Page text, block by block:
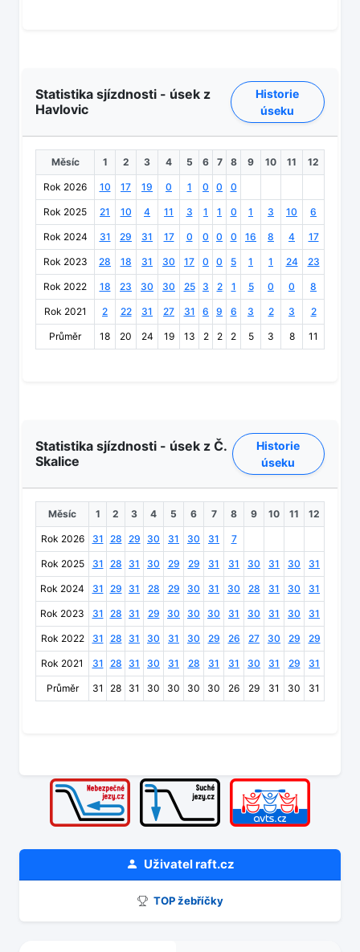
Statistika sjízdnosti - úsek z
Havlovic
Historie
úseku
Měsíc 1 2 3 4 5 6 7 8 9 10 11 12
Rok 2026 10 17 19 0 1 0 0 0
Rok 2025 21 10 4 11 3 1 1 0 1 3 10 6
Rok 2024 31 29 31 17 0 0 0 0 16 8 4 17
Rok 2023 28 18 31 30 17 0 0 5 1 1 24 23
Rok 2022 18 23 30 30 25 3 2 1 5 0 0 8
Rok 2021 2 22 31 27 31 6 9 6 3 2 3 2
Průměr 18 20 24 19 13 2 2 2 5 3 8 11
Statistika sjízdnosti - úsek z Č.
Skalice
Historie
úseku
Měsíc 1 2 3 4 5 6 7 8 9 10 11 12
Rok 2026 31 28 29 30 31 30 31 7
Rok 2025 31 28 31 30 29 29 31 31 30 31 30 31
Rok 2024 31 29 31 28 29 30 31 30 28 31 30 31
Rok 2023 31 28 31 29 30 30 30 31 30 31 30 31
Rok 2022 31 28 31 30 31 30 29 26 27 30 29 29
Rok 2021 31 28 31 30 31 28 31 31 30 31 29 31
Průměr 31 28 31 30 30 30 30 26 29 31 30 31
Uživatelraft.cz
TOP žebříčky